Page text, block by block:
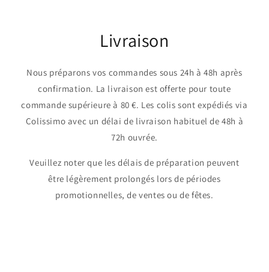
Livraison
Nous préparons vos commandes sous 24h à 48h après
confirmation. La livraison est offerte pour toute
commande supérieure à 80 €. Les colis sont expédiés via
Colissimo avec un délai de livraison habituel de 48h à
72h ouvrée.
Veuillez noter que les délais de préparation peuvent
être légèrement prolongés lors de périodes
promotionnelles, de ventes ou de fêtes.